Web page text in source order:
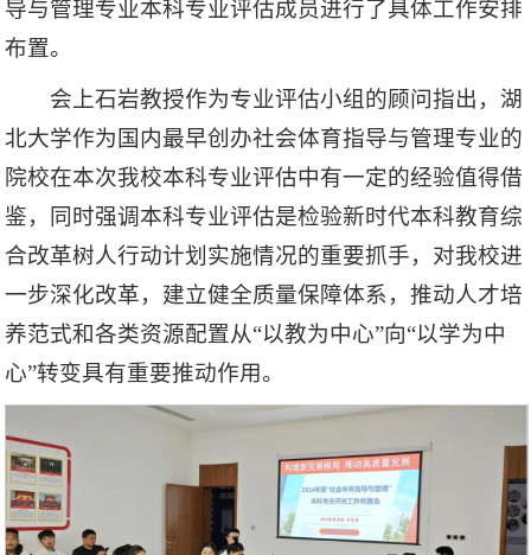
导与管理专业本科专业评估成员进行了具体工作安排
布置。
会上石岩教授作为专业评估小组的顾问指出，湖
北大学作为国内最早创办社会体育指导与管理专业的
院校在本次我校本科专业评估中有一定的经验值得借
鉴，同时强调本科专业评估是检验新时代本科教育综
合改革树人行动计划实施情况的重要抓手，对我校进
一步深化改革，建立健全质量保障体系，推动人才培
养范式和各类资源配置从“以教为中心”向“以学为中
心”转变具有重要推动作用。